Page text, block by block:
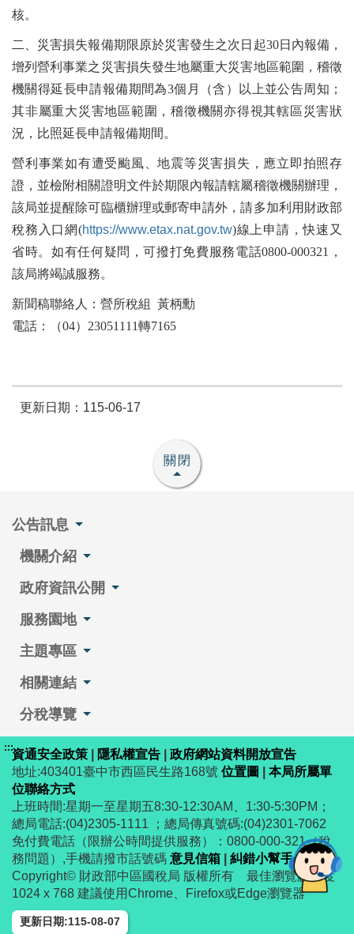
核。
二、災害損失報備期限原於災害發生之次日起30日內報備，
增列營利事業之災害損失發生地屬重大災害地區範圍，稽徵
機關得延長申請報備期間為3個月（含）以上並公告周知；
其非屬重大災害地區範圍，稽徵機關亦得視其轄區災害狀
況，比照延長申請報備期間。
營利事業如有遭受颱風、地震等災害損失，應立即拍照存
證，並檢附相關證明文件於期限內報請轄屬稽徵機關辦理，
該局並提醒除可臨櫃辦理或郵寄申請外，請多加利用財政部
稅務入口網(https://www.etax.nat.gov.tw)線上申請，快速又
省時。如有任何疑問，可撥打免費服務電話0800-000321，
該局將竭誠服務。
新聞稿聯絡人：營所稅組 黃柄勳
電話：（04）23051111轉7165
更新日期：115-06-17
關閉
公告訊息
機關介紹
政府資訊公開
服務園地
主題專區
相關連結
分稅導覽
:::資通安全政策 隱私權宣告
政府網站資料開放宣告
地址:403401臺中市西區民生路168號 位置圖
本局所屬單
位聯絡方式
上班時間:星期一至星期五8:30-12:30AM、1:30-5:30PM；
總局電話:(04)2305-1111 ；總局傳真號碼:(04)2301-7062
免付費電話（限辦公時間提供服務）：0800-000-321（稅
務問題）,手機請撥市話號碼 意見信箱
糾錯小幫手
Copyright© 財政部中區國稅局 版權所有 最佳瀏覽解析度
1024 x 768 建議使用Chrome、Firefox或Edge瀏覽器
更新日期:115-08-07